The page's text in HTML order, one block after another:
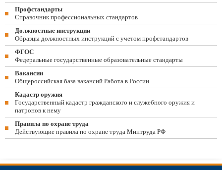
Профстандарты
Справочник профессиональных стандартов
Должностные инструкции
Образцы должностных инструкций с учетом профстандартов
ФГОС
Федеральные государственные образовательные стандарты
Вакансии
Общероссийская база вакансий Работа в России
Кадастр оружия
Государственный кадастр гражданского и служебного оружия и
патронов к нему
Правила по охране труда
Действующие правила по охране труда Минтруда РФ